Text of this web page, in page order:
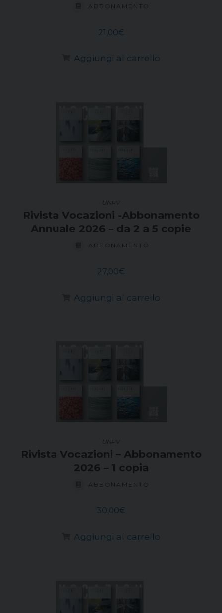
ABBONAMENTO
21,00€
Aggiungi al carrello
UNPV
Rivista Vocazioni -Abbonamento
Annuale 2026 – da 2 a 5 copie
ABBONAMENTO
27,00€
Aggiungi al carrello
UNPV
Rivista Vocazioni – Abbonamento
2026 – 1 copia
ABBONAMENTO
30,00€
Aggiungi al carrello